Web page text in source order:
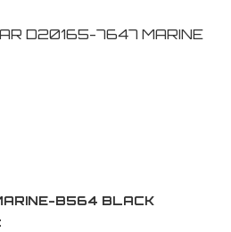
D20165-7647 MARINE
B564 BLACK